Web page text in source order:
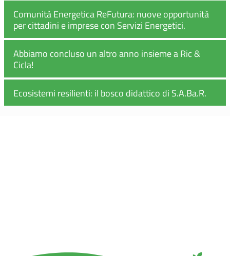
Comunità Energetica ReFutura: nuove opportunità
per cittadini e imprese con Servizi Energetici.
Abbiamo concluso un altro anno insieme a Ric &
Cicla!
Ecosistemi resilienti: il bosco didattico di S.A.Ba.R.